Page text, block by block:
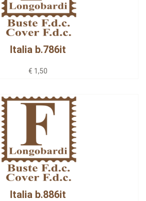
Italia b.786it
€ 1,50
Italia b.886it